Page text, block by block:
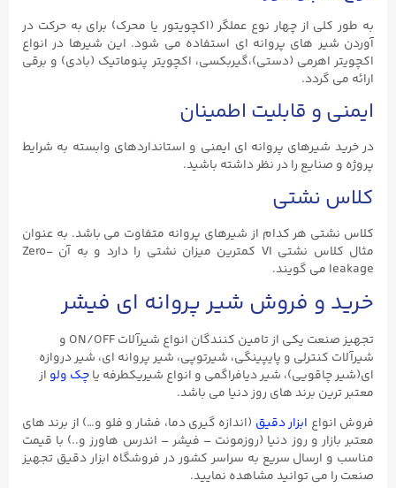
به طور کلی از چهار نوع عملگر (اکچویتور یا محرک) برای به حرکت در
آوردن شیر های پروانه ای استفاده می شود. این شیرها در انواع
اکچویتر اهرمی (دستی)،گیربکسی، اکچویتر پنوماتیک (بادی) و برقی
ارائه می گردد.
ایمنی و قابلیت اطمینان
در خرید شیرهای پروانه ای ایمنی و استانداردهای وابسته به شرایط
پروژه و صنایع را در نظر داشته باشید.
کلاس نشتی
کلاس نشتی هر کدام از شیرهای پروانه متفاوت می باشد. به عنوان
مثال کلاس نشتی VI کمترین میزان نشتی را دارد و به آن Zero-
leakage می گویند.
خرید و فروش شیر پروانه ای فیشر
تجهیز صنعت یکی از تامین کنندگان انواع شیرآلات ON/OFF و
شیرآلات کنترلی و پایپینگی، شیرتوپی، شیر پروانه ای، شیر دروازه
ای(شیر چاقویی)، شیر دیافراگمی و انواع شیریکطرفه یاچک ولو از
معتبر ترین برند های روز دنیا می باشد.
فروش انواع ابزار دقیق (اندازه گیری دما، فشار و فلو و…) از برند های
معتبر بازار و روز دنیا (روزمونت – فیشر – اندرس هاورز و..) با قیمت
مناسب و ارسال سریع به سراسر کشور در فروشگاه ابزار دقیق تجهیز
صنعت را می توانید مشاهده نمایید.